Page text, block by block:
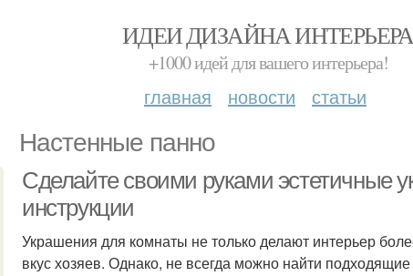
ИДЕИ ДИЗАЙНА ИНТЕРЬЕРА
+1000 идей для вашего интерьера!
главная новости статьи
Настенные панно
Сделайте своими руками эстетичные
инструкции
Украшения для комнаты не только делают интерьер
вкус хозяев. Однако, не всегда можно найти